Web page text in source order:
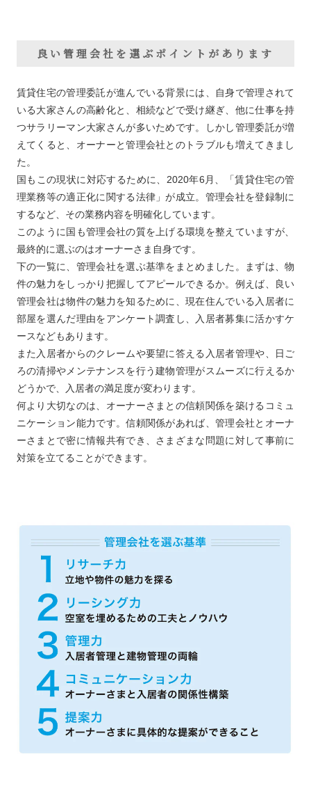
良い管理会社を選ぶポイントがあります
賃貸住宅の管理委託が進んでいる背景には、自身で管理されて
いる大家さんの高齢化と、相続などで受け継ぎ、他に仕事を持
つサラリーマン大家さんが多いためです。しかし管理委託が増
えてくると、オーナーと管理会社とのトラブルも増えてきまし
た。
国もこの現状に対応するために、2020年6月、「賃貸住宅の管
理業務等の適正化に関する法律」が成立。管理会社を登録制に
するなど、その業務内容を明確化しています。
このように国も管理会社の質を上げる環境を整えていますが、
最終的に選ぶのはオーナーさま自身です。
下の一覧に、管理会社を選ぶ基準をまとめました。まずは、物
件の魅力をしっかり把握してアピールできるか。例えば、良い
管理会社は物件の魅力を知るために、現在住んでいる入居者に
部屋を選んだ理由をアンケート調査し、入居者募集に活かすケ
ースなどもあります。
また入居者からのクレームや要望に答える入居者管理や、日ご
ろの清掃やメンテナンスを行う建物管理がスムーズに行えるか
どうかで、入居者の満足度が変わります。
何より大切なのは、オーナーさまとの信頼関係を築けるコミュ
ニケーション能力です。信頼関係があれば、管理会社とオーナ
ーさまとで密に情報共有でき、さまざまな問題に対して事前に
対策を立てることができます。